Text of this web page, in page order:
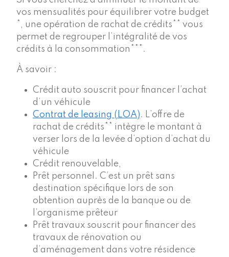
vos mensualités pour équilibrer votre budget
*, une opération de rachat de crédits** vous
permet de regrouper l’intégralité de vos
crédits à la consommation***.
À savoir :
Crédit auto souscrit pour financer l’achat
d’un véhicule
Contrat de leasing (LOA). L’offre de
rachat de crédits** intègre le montant à
verser lors de la levée d’option d’achat du
véhicule
Crédit renouvelable,
Prêt personnel. C’est un prêt sans
destination spécifique lors de son
obtention auprès de la banque ou de
l’organisme prêteur
Prêt travaux souscrit pour financer des
travaux de rénovation ou
d’aménagement dans votre résidence